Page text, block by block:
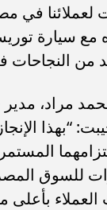
لعملائنا في
مع سيارة
من
للسوق
العملاء